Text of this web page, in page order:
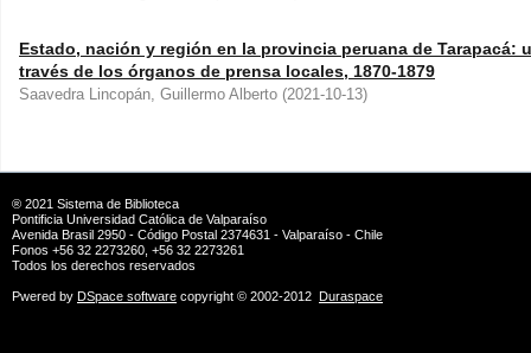
Estado, nación y región en la provincia peruana de Tarapacá:
través de los órganos de prensa locales, 1870-1879
Saavedra Lincopán, Guillermo Alberto (2021-10-13)
® 2021 Sistema de Biblioteca
Pontificia Universidad Católica de Valparaíso
Avenida Brasil 2950 - Código Postal 2374631 - Valparaíso - Chile
Fonos +56 32 2273260, +56 32 2273261
Todos los derechos reservados
Pwered by DSpace software copyright © 2002-2012 Duraspace